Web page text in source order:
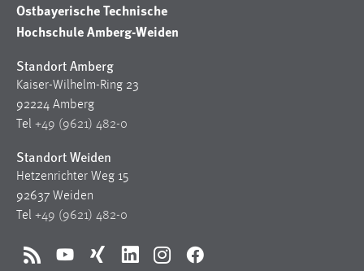
Ostbayerische Technische
Hochschule Amberg-Weiden
Standort Amberg
Kaiser-Wilhelm-Ring 23
92224 Amberg
Tel +49 (9621) 482-0
Standort Weiden
Hetzenrichter Weg 15
92637 Weiden
Tel +49 (9621) 482-0
RSS YouTubeXing LinkedInInstagramFacebook
Cookie Laufzeit:
MARKETING
verwendet, um personalisierte Werbung anzuzeigen.
Sie tun dies, indem sie Besucher über Websites
hinweg verfolgen.